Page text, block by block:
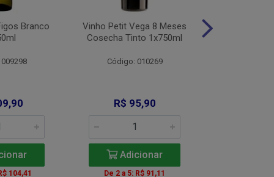
Branco
104,41
Vinho Petit Vega 8 Meses
Cosecha Tinto 1x750ml
Código: 010269
R$ 95,90
Adicionar
De 2 a 5: R$ 91,11